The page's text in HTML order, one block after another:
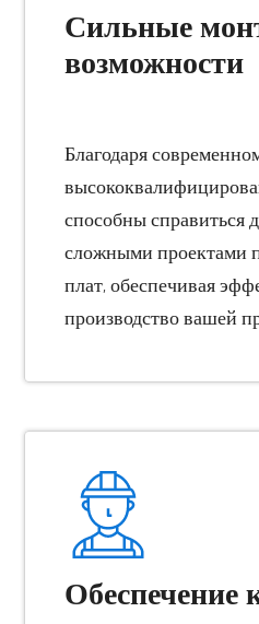
Сильные
возможности
Благодаря
способны справиться
сложными проектами
плат, обеспечивая
производство вашей
Обеспечение